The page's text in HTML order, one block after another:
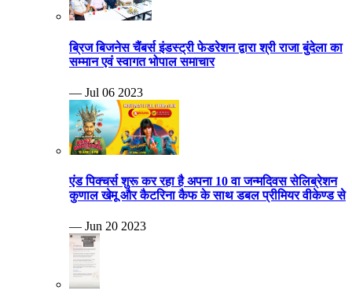
ब्रिज बिजनेस चैंबर्स इंडस्ट्री फेडरेशन द्वारा श्री राजा बुंदेला का
सम्मान एवं स्वागत भोपाल समाचार
— Jul 06 2023
एंड पिक्चर्स शुरू कर रहा है अपना 10 वा जन्मदिवस सेलिब्रेशन
कुणाल खेमू और कैटरिना कैफ के साथ डबल प्रीमियर वीकेण्ड से
— Jun 20 2023